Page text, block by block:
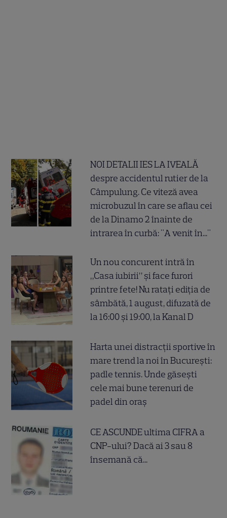
NOI DETALII IES LA IVEALĂ
despre accidentul rutier de la
Câmpulung. Ce viteză avea
microbuzul în care se aflau cei
de la Dinamo 2 înainte de
intrarea în curbă: "A venit în..."
Un nou concurent intră în
„Casa iubirii” și face furori
printre fete! Nu ratați ediția de
sâmbătă, 1 august, difuzată de
la 16:00 și 19:00, la Kanal D
Harta unei distracții sportive în
mare trend la noi în București:
padle tennis. Unde găsești
cele mai bune terenuri de
padel din oraș
CE ASCUNDE ultima CIFRA a
CNP-ului? Dacă ai 3 sau 8
însemană că...